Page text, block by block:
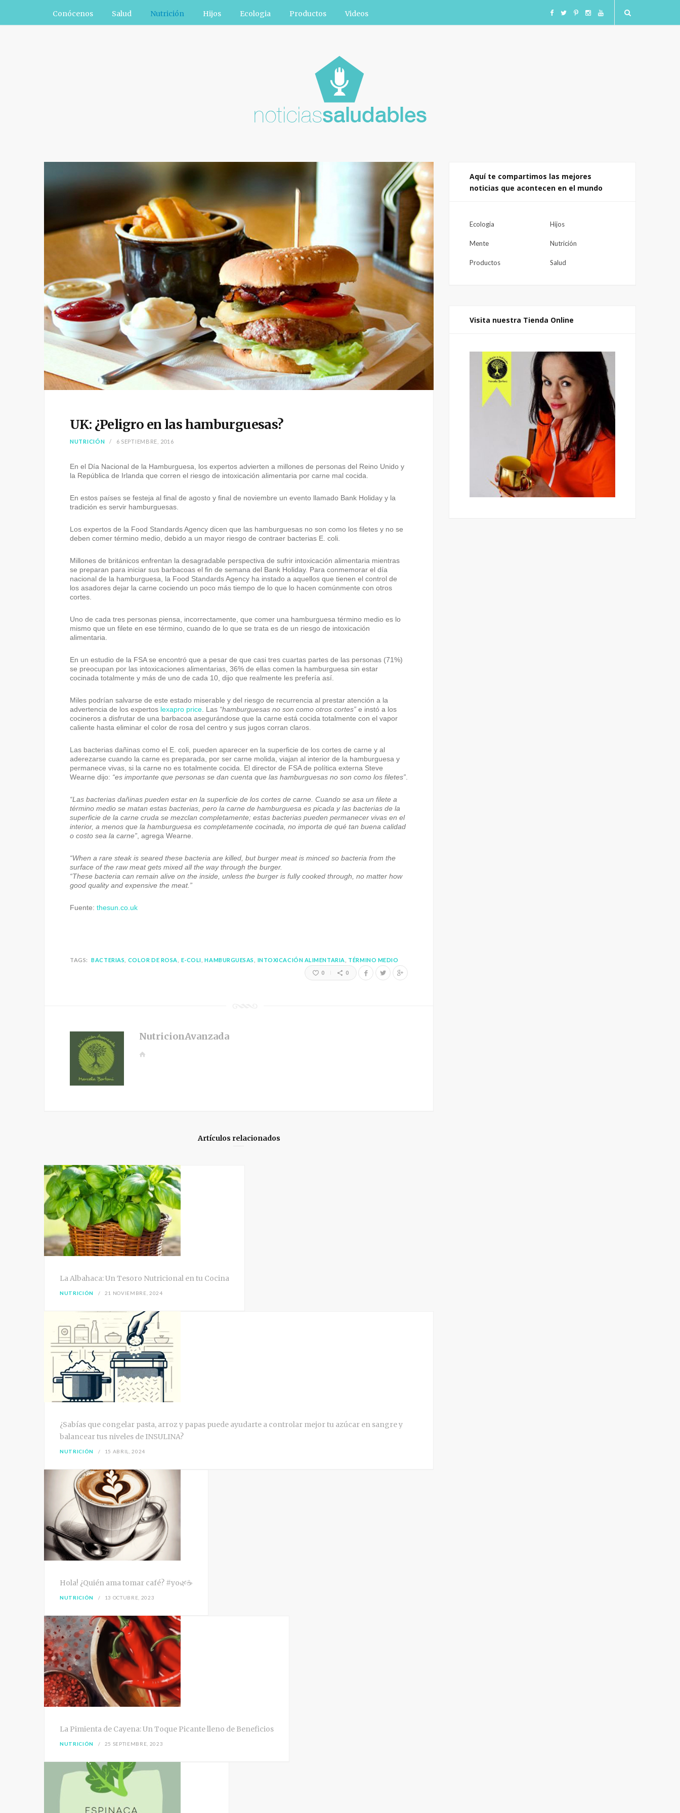
Conócenos Salud Nutrición Hijos Ecologia Productos Videos F
k
T I
a
I
a
Y
UK: ¿Peligro en las hamburguesas?
NUTRICIÓN 6 SEPTIEMBRE, 2016
En el Día Nacional de la Hamburguesa, los expertos advierten a millones de personas del Reino Unido y
la República de Irlanda que corren el riesgo de intoxicación alimentaria por carne mal cocida.
En estos países se festeja al final de agosto y final de noviembre un evento llamado Bank Holiday y la
tradición es servir hamburguesas.
Los expertos de la Food Standards Agency dicen que las hamburguesas no son como los filetes y no se
deben comer término medio, debido a un mayor riesgo de contraer bacterias E. coli.
Millones de británicos enfrentan la desagradable perspectiva de sufrir intoxicación alimentaria mientras
se preparan para iniciar sus barbacoas el fin de semana del Bank Holiday. Para conmemorar el día
nacional de la hamburguesa, la Food Standards Agency ha instado a aquellos que tienen el control de
los asadores dejar la carne cociendo un poco más tiempo de lo que lo hacen comúnmente con otros
cortes.
Uno de cada tres personas piensa, incorrectamente, que comer una hamburguesa término medio es lo
mismo que un filete en ese término, cuando de lo que se trata es de un riesgo de intoxicación
alimentaria.
En un estudio de la FSA se encontró que a pesar de que casi tres cuartas partes de las personas (71%)
se preocupan por las intoxicaciones alimentarias, 36% de ellas comen la hamburguesa sin estar
cocinada totalmente y más de uno de cada 10, dijo que realmente les prefería así.
Miles podrían salvarse de este estado miserable y del riesgo de recurrencia al prestar atención a la
advertencia de los expertos lexapro price . Las “hamburguesas no son como otros cortes” e instó a los
cocineros a disfrutar de una barbacoa asegurándose que la carne está cocida totalmente con el vapor
caliente hasta eliminar el color de rosa del centro y sus jugos corran claros.
Las bacterias dañinas como el E. coli, pueden aparecer en la superficie de los cortes de carne y al
aderezarse cuando la carne es preparada, por ser carne molida, viajan al interior de la hamburguesa y
permanece vivas, si la carne no es totalmente cocida. El director de FSA de política externa Steve
Wearne dijo: “es importante que personas se dan cuenta que las hamburguesas no son como los filetes”
“Las bacterias dañinas pueden estar en la superficie de los cortes de carne. Cuando se asa un filete a
término medio se matan estas bacterias, pero la carne de hamburguesa es picada y las bacterias de la
superficie de la carne cruda se mezclan completamente; estas bacterias pueden permanecer vivas en el
interior, a menos que la hamburguesa es completamente cocinada, no importa de qué tan buena calidad
o costo sea la carne” , agrega Wearne.
“When a rare steak is seared these bacteria are killed, but burger meat is minced so bacteria from the
surface of the raw meat gets mixed all the way through the burger.
“These bacteria can remain alive on the inside, unless the burger is fully cooked through, no matter how
good quality and expensive the meat.”
Fuente: thesun.co.uk
TAGS: BACTERIAS COLOR DE ROSA E-COLI HAMBURGUESAS INTOXICACIÓN ALIMENTARIA
TÉRMINO MEDIO
0
0
NutricionAvanzada
W
Artículos relacionados
La Albahaca: Un Tesoro Nutricional en tu Cocina
NUTRICIÓN 21 NOVIEMBRE, 2024
¿Sabías que congelar pasta, arroz y papas puede ayudarte a controlar mejor tu azúcar en sangre y
balancear tus niveles de INSULINA?
NUTRICIÓN 15 ABRIL, 2024
Hola! ¿Quién ama tomar café? #yo🌿☕
NUTRICIÓN 13 OCTUBRE, 2023
La Pimienta de Cayena: Un Toque Picante lleno de Beneficios
NUTRICIÓN 25 SEPTIEMBRE, 2023
Aquí te compartimos las mejores
noticias que acontecen en el mundo
Ecologia Hijos
Mente Nutrición
Productos Salud
Visita nuestra Tienda Online